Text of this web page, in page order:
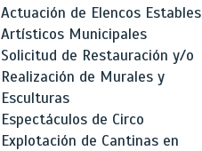
Actuación de Elencos Estables
Artísticos Municipales
Solicitud de Restauración y/o
Realización de Murales y
Esculturas
Espectáculos de Circo
Explotación de Cantinas en